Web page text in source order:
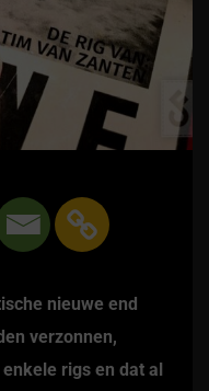
nieuwe end
verzonnen,
rigs en dat al